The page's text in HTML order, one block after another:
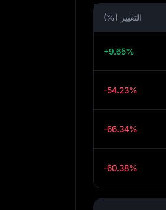
التغيير (%)
+9.65%
-54.23%
-66.34%
-60.38%